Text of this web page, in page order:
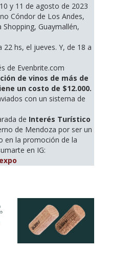
y 11 de agosto de 2023
Cóndor de Los Andes,
Guaymallén,
22 hs, el jueves. Y, de 18 a
de Evenbrite.com
de vinos de más de
un costo de $12.000.
con un sistema de
de Interés Turístico
de Mendoza por ser un
en la promoción de la
en IG: